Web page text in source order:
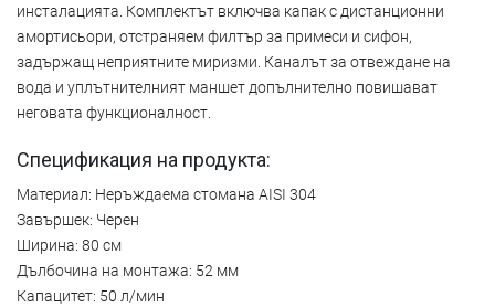
инсталацията. Комплектът включва капак с дистанционни
амортисьори, отстраняем филтър за примеси и сифон,
задържащ неприятните миризми. Каналът за отвеждане на
вода и уплътнителният маншет допълнително повишават
неговата функционалност.
Спецификация на продукта:
Материал: Неръждаема стомана AISI 304
Завършек: Черен
Ширина: 80 см
Дълбочина на монтажа: 52 мм
Капацитет: 50 л/мин